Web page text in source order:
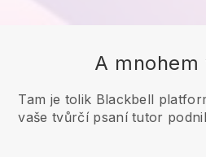
A mnohem
Tam je tolik Blackbell
vaše tvůrčí psaní tutor